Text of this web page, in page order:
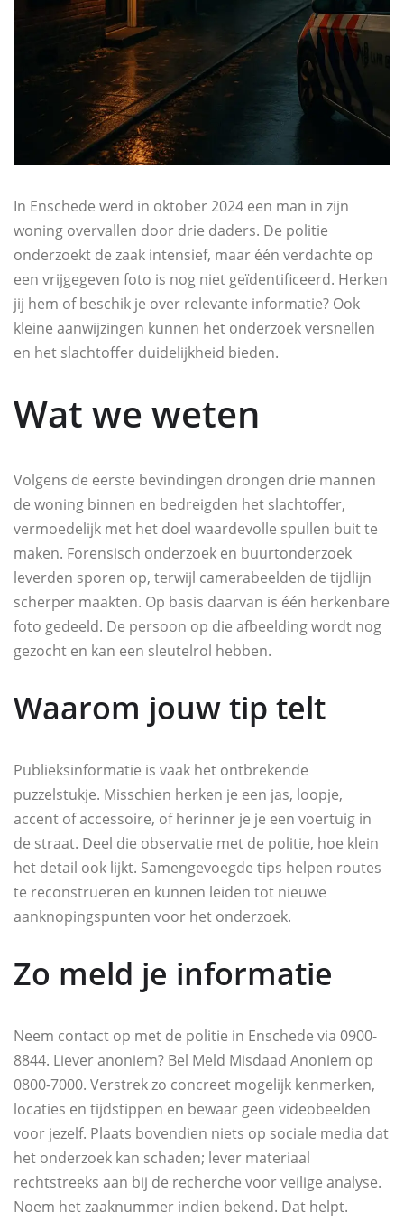
In Enschede werd in oktober 2024 een man in zijn
woning overvallen door drie daders. De politie
onderzoekt de zaak intensief, maar één verdachte op
een vrijgegeven foto is nog niet geïdentificeerd. Herken
jij hem of beschik je over relevante informatie? Ook
kleine aanwijzingen kunnen het onderzoek versnellen
en het slachtoffer duidelijkheid bieden.
Wat we weten
Volgens de eerste bevindingen drongen drie mannen
de woning binnen en bedreigden het slachtoffer,
vermoedelijk met het doel waardevolle spullen buit te
maken. Forensisch onderzoek en buurtonderzoek
leverden sporen op, terwijl camerabeelden de tijdlijn
scherper maakten. Op basis daarvan is één herkenbare
foto gedeeld. De persoon op die afbeelding wordt nog
gezocht en kan een sleutelrol hebben.
Waarom jouw tip telt
Publieksinformatie is vaak het ontbrekende
puzzelstukje. Misschien herken je een jas, loopje,
accent of accessoire, of herinner je je een voertuig in
de straat. Deel die observatie met de politie, hoe klein
het detail ook lijkt. Samengevoegde tips helpen routes
te reconstrueren en kunnen leiden tot nieuwe
aanknopingspunten voor het onderzoek.
Zo meld je informatie
Neem contact op met de politie in Enschede via 0900-
8844. Liever anoniem? Bel Meld Misdaad Anoniem op
0800-7000. Verstrek zo concreet mogelijk kenmerken,
locaties en tijdstippen en bewaar geen videobeelden
voor jezelf. Plaats bovendien niets op sociale media dat
het onderzoek kan schaden; lever materiaal
rechtstreeks aan bij de recherche voor veilige analyse.
Noem het zaaknummer indien bekend. Dat helpt.